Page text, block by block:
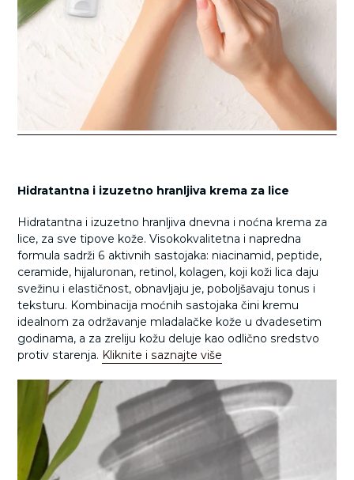
Hidratantna i izuzetno hranljiva krema za lice
Hidratantna i izuzetno hranljiva dnevna i noćna krema za
lice, za sve tipove kože. Visokokvalitetna i napredna
formula sadrži 6 aktivnih sastojaka: niacinamid, peptide,
ceramide, hijaluronan, retinol, kolagen, koji koži lica daju
svežinu i elastičnost, obnavljaju je, poboljšavaju tonus i
teksturu. Kombinacija moćnih sastojaka čini kremu
idealnom za održavanje mladalačke kože u dvadesetim
godinama, a za zreliju kožu deluje kao odlično sredstvo
protiv starenja. Kliknite i saznajte više